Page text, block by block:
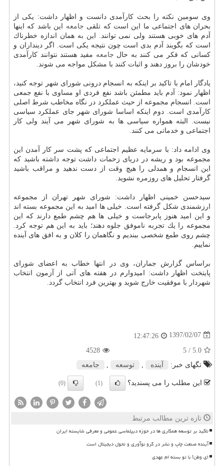
وی سومین نكته را بحث كارآمدی دانست و اظهار داشت: یكی از
بحران های اجتماعی ما این است كه تلقی جامعه این باشد كه اینها
آدم های خوبی هستند ولی نمی توانند. این به همان اندازه خطرناك
است كه بگویند آدم بدی است چون نتیجه یكی است. اگر دینداران و
كسانی كه فكر می كنند به حال جامعه مفید هستند نتوانند كارآمدی
خودشان را بروز دهند و اثبات كنند با مشكل مواجه می شوند.
یادگار امام با تاكید بر اینكه به انسجام درونی شورای شهر توجه كنید،
اظهار نمود: آدم باید مطمئن باشد نفع فردی او مساوی با نفع جمعی
است. انسجام مجموعه از حیث عملكرد در نگاه مخاطب شرط اصلی
كارآمدی است. دوم اینكه اساسا شورای شهر جای عملكرد سیاسی
نیست. البته همواره سیاسی ها به شورای شهر می آیند ولی كار
اجتماعی و خدماتی می كنند.
وی ادامه داد: با سرمایه عظیم اجتماعی كه پشت سر كار آمدن این
مجموعه بود و ریشه در دریای زحمات داشت توجه داشته باشید كه
این انسجام و همدلی را هیچ وقت از دست ندهید و مراقب باشید
گرفتار تحلیل های روزمره نشوید.
سیدحسن خمینی اظهار داشت: شورای شهر تهران از مجموعه
ارزشمندی شكل گرفته است. خیلی ها امید به این مجموعه بسته اند
و این امید هنوز پابرجاست و خیلی ها هم چشم طمع دارند كه این
مجموعه را یك تجربه ناموفق جلوه دهند؛ باید به این هم توجه كرد.
چشم روی طمع شخصی ببندیم و نگاهمان را كلان و به افق های آینده
نماییم.
براساس گزارش جماران، وی در انتها خطاب به اعضای شورای
پایتخت اظهار داشت: امیدوارم در هفته های آتی از آزمون انتخاب
شهردار با موفقیت خارج شوید و بهترین فرد انتخاب گردد.
1397/02/07
12:47:26
5.0
/ 5
4528
تگهای خبر:
آینده توسعه جامعه
این مطلب را می پسندید؟ (1)
(0)
تازه ترین مطالب مرتبط
تاکید بر توسعه همکاری ها در حوزه دیپلماسی عمومی و معرفی شایسته ایران
آینده صنعت چاپ و نشر در گرو نوآوری و تحول دیجیتال است
ای وطن! با تو بسته ام عهدی